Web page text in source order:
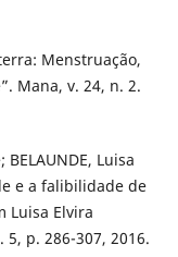
Menstruação,
Mana, v. 24, n. 2.
BELAUNDE, Luisa
e a falibilidade de
Luisa Elvira
p. 286-307, 2016.